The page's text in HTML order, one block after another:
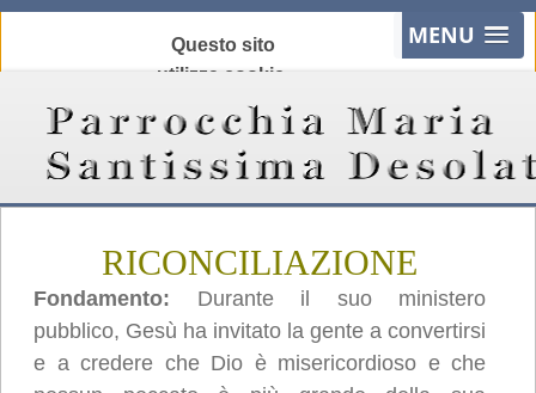
MENU
Questo sito
utilizza cookie,
anche di terze
parti, per
migliorare la tua
linea con le tue
questo banner,
scorrendo
RICONCILIAZIONE
Fondamento: Durante il suo ministero
pubblico, Gesù ha invitato la gente a convertirsi
e a credere che Dio è misericordioso e che